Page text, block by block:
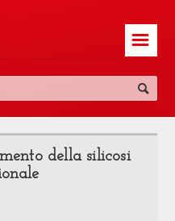
☰
della silicosi